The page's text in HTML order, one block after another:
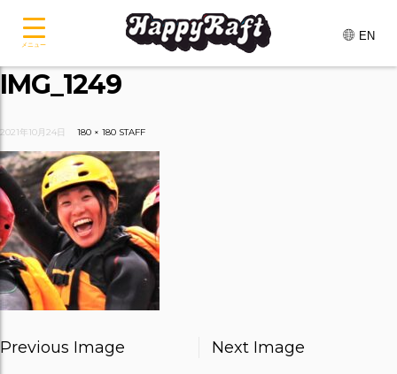
EN
IMG_1249
2021年10月24日 180 × 180 STAFF
Previous Image Next Image
メニュー